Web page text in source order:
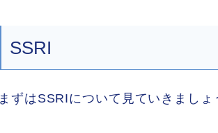
SSRI
まずはSSRIについて見ていきましょ